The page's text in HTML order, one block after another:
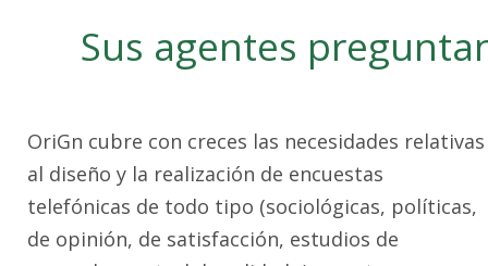
Sus agentes
OriGn cubre con creces las necesidades relativas
al diseño y la realización de encuestas
telefónicas de todo tipo (sociológicas, políticas,
de opinión, de satisfacción, estudios de